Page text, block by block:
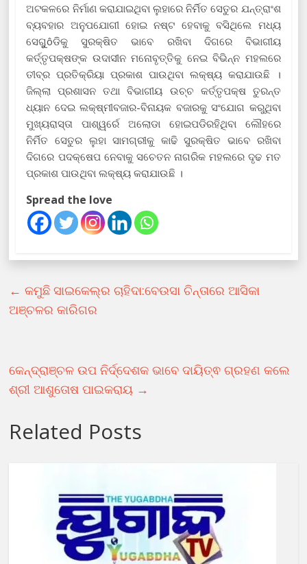
ଅଟକଳରେ ନିର୍ମାଣ କରାଯାଇଥିବା ଲୁହାରେ ନିର୍ମିତ ସେତୁର ଯନ୍ତ୍ରାଂଶ
ବ୍ୟବହାର ଅନୁପଯୋଗୀ ହୋଇ ନଷ୍ଟ ହେବାକୁ ବସିଥିଲେ ମଧ୍ୟ
ସେଗୁୁôଡିକୁ ସୁରକ୍ଷିତ ଭାବେ ରଖିବା ଦିଗରେ ବିଭାଗୀୟ
କର୍ତ୍ତୃପକ୍ଷଙ୍କ ଉଦାସୀନ ମନୋବୃତ୍ତିକୁ ନେଇ ବିଭିନ୍ନ ମହଲରେ
ତୀବ୍ର ପ୍ରତିକ୍ରିୟା ପ୍ରକାଶ ପାଉଥିବା ଲକ୍ଷ୍ୟ କରାଯାଉଛି ।
ଜିଲ୍ଲା ପ୍ରଶାସନ ତଥା ବିଭାଗୀୟ ଉଚ୍ଚ କର୍ତ୍ତୃପକ୍ଷ ତୁରନ୍ତ
ଧ୍ୟାନ ଦେଇ ଲକ୍ଷ୍ମୀବଜାର-ବିନାୟକ ବଜାରକୁ ସଂଯୋଗ କରୁଥିବା
ମୁଖ୍ୟରାସ୍ତା ପାଶ୍ୱର୍ରେ ଅଲୋଡା ହୋଇପଡିରହିଥିବା ଲୌହରେ
ନିର୍ମିତ ସେତୁର ଲୁହା ସାମଗ୍ରୀକୁ କାଢି ସୁରକ୍ଷିତ ଭାବେ ରଖିବା
ଦିଗରେ ପଦକ୍ଷେପ ନେବାକୁ ସଚେତନ ନାଗରିକ ମହଲରେ ଦୃଢ ମତ
ପ୍ରକାଶ ପାଉଥିବା ଲକ୍ଷ୍ୟ କରାଯାଉଛି ।
Spread the love
← କମୁଛି ସାଇକେଲ୍‌ର ଚାହିଦା:ବେଉସା ଚିନ୍ତାରେ ଆସିକା
ଅଞ୍ଚଳର କାରିଗର
କେନ୍ଦ୍ରାଞ୍ଚଳ ଉପ ନିର୍ଦ୍ଦେଶକ ଭାବେ ଦାୟିତ୍ଵ ଗ୍ରହଣ କଲେ
ଶ୍ରୀ ଆଶୁତୋଷ ପାଇକରାୟ →
Related Posts